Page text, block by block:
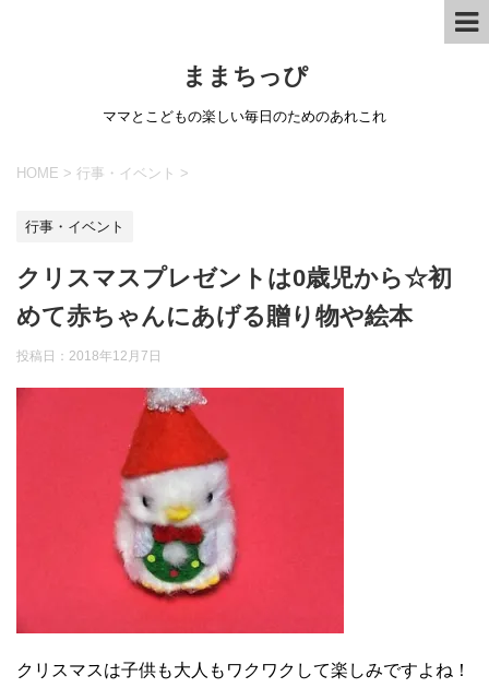
ままちっぴ
ママとこどもの楽しい毎日のためのあれこれ
HOME > 行事・イベント >
行事・イベント
クリスマスプレゼントは0歳児から☆初
めて赤ちゃんにあげる贈り物や絵本
投稿日： 2018年12月7日
クリスマスは子供も大人もワクワクして楽しみですよね！